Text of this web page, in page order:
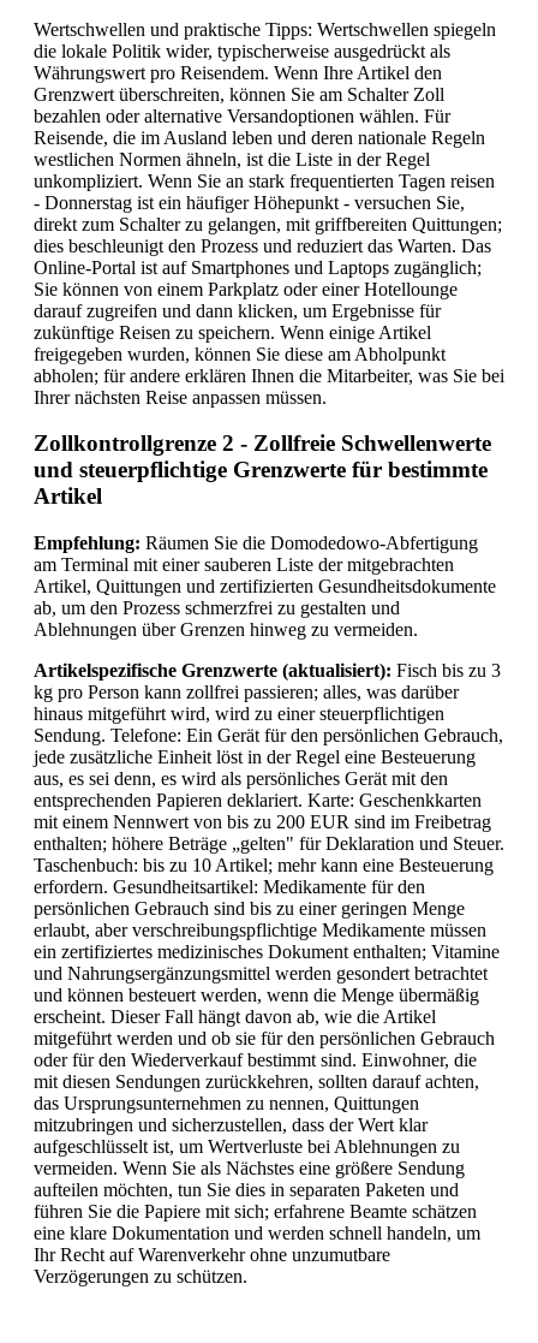
Wertschwellen und praktische Tipps: Wertschwellen spiegeln
die lokale Politik wider, typischerweise ausgedrückt als
Währungswert pro Reisendem. Wenn Ihre Artikel den
Grenzwert überschreiten, können Sie am Schalter Zoll
bezahlen oder alternative Versandoptionen wählen. Für
Reisende, die im Ausland leben und deren nationale Regeln
westlichen Normen ähneln, ist die Liste in der Regel
unkompliziert. Wenn Sie an stark frequentierten Tagen reisen
- Donnerstag ist ein häufiger Höhepunkt - versuchen Sie,
direkt zum Schalter zu gelangen, mit griffbereiten Quittungen;
dies beschleunigt den Prozess und reduziert das Warten. Das
Online-Portal ist auf Smartphones und Laptops zugänglich;
Sie können von einem Parkplatz oder einer Hotellounge
darauf zugreifen und dann klicken, um Ergebnisse für
zukünftige Reisen zu speichern. Wenn einige Artikel
freigegeben wurden, können Sie diese am Abholpunkt
abholen; für andere erklären Ihnen die Mitarbeiter, was Sie bei
Ihrer nächsten Reise anpassen müssen.
Zollkontrollgrenze 2 - Zollfreie Schwellenwerte
und steuerpflichtige Grenzwerte für bestimmte
Artikel
Empfehlung: Räumen Sie die Domodedowo-Abfertigung
am Terminal mit einer sauberen Liste der mitgebrachten
Artikel, Quittungen und zertifizierten Gesundheitsdokumente
ab, um den Prozess schmerzfrei zu gestalten und
Ablehnungen über Grenzen hinweg zu vermeiden.
Artikelspezifische Grenzwerte (aktualisiert): Fisch bis zu 3
kg pro Person kann zollfrei passieren; alles, was darüber
hinaus mitgeführt wird, wird zu einer steuerpflichtigen
Sendung. Telefone: Ein Gerät für den persönlichen Gebrauch,
jede zusätzliche Einheit löst in der Regel eine Besteuerung
aus, es sei denn, es wird als persönliches Gerät mit den
entsprechenden Papieren deklariert. Karte: Geschenkkarten
mit einem Nennwert von bis zu 200 EUR sind im Freibetrag
enthalten; höhere Beträge „gelten" für Deklaration und Steuer.
Taschenbuch: bis zu 10 Artikel; mehr kann eine Besteuerung
erfordern. Gesundheitsartikel: Medikamente für den
persönlichen Gebrauch sind bis zu einer geringen Menge
erlaubt, aber verschreibungspflichtige Medikamente müssen
ein zertifiziertes medizinisches Dokument enthalten; Vitamine
und Nahrungsergänzungsmittel werden gesondert betrachtet
und können besteuert werden, wenn die Menge übermäßig
erscheint. Dieser Fall hängt davon ab, wie die Artikel
mitgeführt werden und ob sie für den persönlichen Gebrauch
oder für den Wiederverkauf bestimmt sind. Einwohner, die
mit diesen Sendungen zurückkehren, sollten darauf achten,
das Ursprungsunternehmen zu nennen, Quittungen
mitzubringen und sicherzustellen, dass der Wert klar
aufgeschlüsselt ist, um Wertverluste bei Ablehnungen zu
vermeiden. Wenn Sie als Nächstes eine größere Sendung
aufteilen möchten, tun Sie dies in separaten Paketen und
führen Sie die Papiere mit sich; erfahrene Beamte schätzen
eine klare Dokumentation und werden schnell handeln, um
Ihr Recht auf Warenverkehr ohne unzumutbare
Verzögerungen zu schützen.